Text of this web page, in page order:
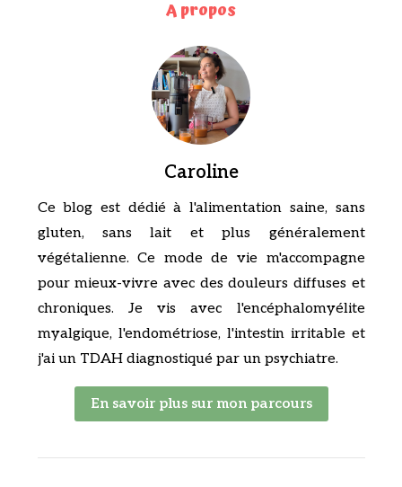
A propos
Caroline
Ce blog est dédié à l'alimentation saine, sans
gluten, sans lait et plus généralement
végétalienne. Ce mode de vie m'accompagne
pour mieux-vivre avec des douleurs diffuses et
chroniques. Je vis avec l'encéphalomyélite
myalgique, l'endométriose, l'intestin irritable et
j'ai un TDAH diagnostiqué par un psychiatre.
En savoir plus sur mon parcours